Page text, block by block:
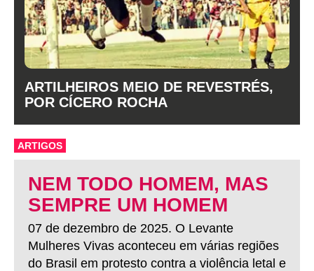
ARTILHEIROS MEIO DE REVESTRÉS,
POR CÍCERO ROCHA
ARTIGOS
NEM TODO HOMEM, MAS
SEMPRE UM HOMEM
07 de dezembro de 2025. O Levante
Mulheres Vivas aconteceu em várias regiões
do Brasil em protesto contra a violência letal e